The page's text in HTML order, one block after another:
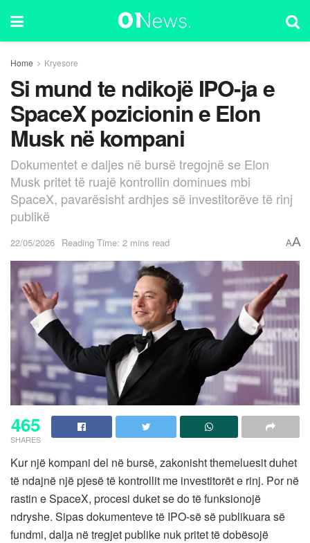
Home Kryesore
Si mund te ndikojë IPO-ja e
SpaceX pozicionin e Elon
Musk në kompani
Dokumentet e daljes në bursë tregojnë se Elon
Musk pritet të ruajë kontrollin dominues mbi
SpaceX, pavarësisht ardhjes së investitorëve të rinj
publikë
22/05/2026 Reading Time: 2 mins read AA
465
SHARES
Kur një kompani del në bursë, zakonisht themeluesit duhet
të ndajnë një pjesë të kontrollit me investitorët e rinj. Por në
rastin e SpaceX, procesi duket se do të funksionojë
ndryshe. Sipas dokumenteve të IPO-së së publikuara së
fundmi, dalja në tregjet publike nuk pritet të dobësojë